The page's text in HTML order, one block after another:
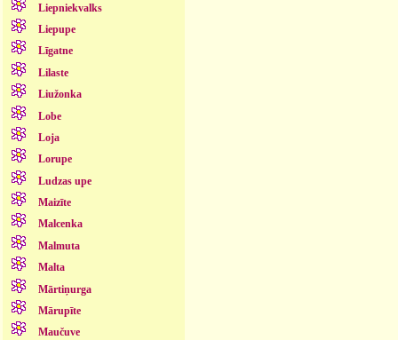
Liepniekvalks
Liepupe
Līgatne
Lilaste
Liužonka
Lobe
Loja
Lorupe
Ludzas upe
Maizīte
Malcenka
Malmuta
Malta
Mārtiņurga
Mārupīte
Maučuve